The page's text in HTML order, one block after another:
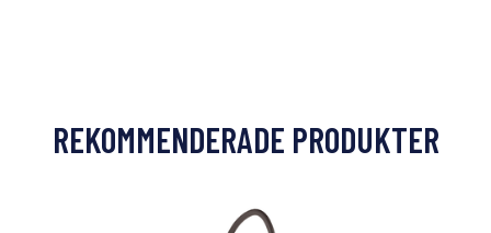
REKOMMENDERADE PRODUKTER